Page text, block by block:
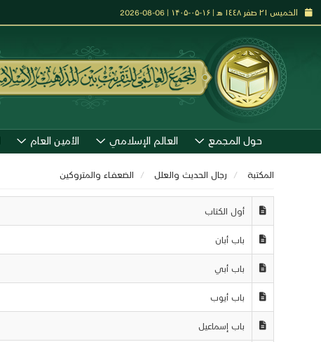
الخميس ٢١ صفر ١٤٤٨ هـ | ۱۶-۰۵-۱۴۰۵ | 06-08-2026
حول المجمع العالم الإسلامي الأمين العام
المكتبة رجال الحديث والعلل الضعفــاء والمتروكين
أول الكتاب
باب أبان
باب أبي
باب أيوب
باب إسماعيل